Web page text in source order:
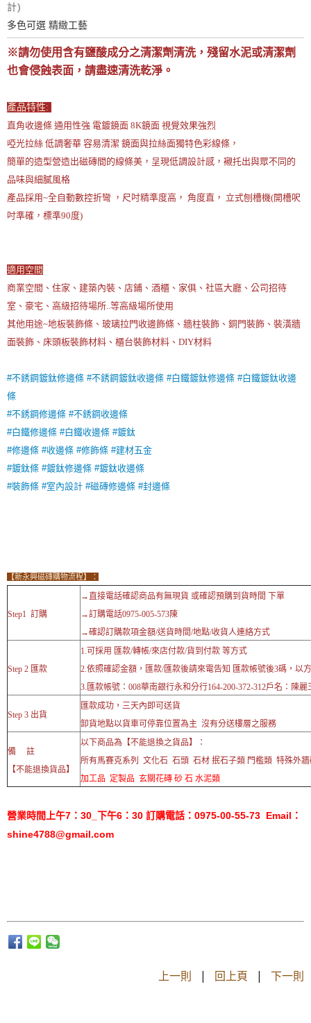
計)
多色可選 精緻工藝
※請勿使用含有鹽酸成分之清潔劑清洗， 殘留水泥或清潔劑
也會侵蝕表面，請盡速清洗乾淨 。
產品特性:
直角收邊條 通用性強 電鍍鏡面 8K鏡面 視覺效果強烈
啞光拉絲 低調奢華 容易清潔 鏡面與拉絲面獨特色彩線條，
簡單的造型營造出磁磚間的線條美，呈現低調設計感，襯托出與眾不同的
品味與細膩風格
產品採用~全自動數控折彎 ，尺吋精準度高， 角度直， 立式刨槽機(開槽呎
吋準確，標準90度)
適用空間
商業空間、住家、建築內裝、店鋪、酒櫃、家俱、社區大廳、公司招待
室、豪宅、高級招待場所..等高級場所使用
其他用途~地板裝飾條、玻璃拉門收邊飾條、牆柱裝飾、銅門裝飾、裝潢牆
面裝飾、床頭板裝飾材料、櫃台裝飾材料、DIY材料
#不銹鋼鍍鈦修邊條 #不銹鋼鍍鈦收邊條 #白鐵鍍鈦修邊條 #白鐵鍍鈦收邊
條
#不銹鋼修邊條 #不銹鋼收邊條
#白鐵修邊條 #白鐵收邊條 #鍍鈦
#修邊條 #收邊條 #修飾條 #建材五金
#鍍鈦條 #鍍鈦修邊條 #鍍鈦收邊條
#裝飾條 #室內設計 #磁磚修邊條 #封邊條
【新永興磁磚購物流程】：
Step1 訂購
→直接電話確認商品有無現貨 或確認預購到貨時間 下單
→訂購電話0975-005-573陳
→確認訂購款項金額/送貨時間/地點/收貨人連絡方式
Step 2 匯款
1.可採用 匯款/轉帳/來店付款/貨到付款 等方式
2.依照確認金額，匯款/匯款後請來電告知 匯款帳號後3碼，以
3.匯款帳號：008華南銀行永和分行164-200-372-312戶名：陳麗
Step 3 出貨
匯款成功，三天內即可送貨
卸貨地點以貨車可停靠位置為主 沒有分送樓層之服務
備 註
【不能退換貨品】
以下商品為【不能退換之貨品】：
所有馬賽克系列 文化石 石頭 石材 抿石子類 門檻類 特殊外
加工品 定製品 玄關花磚 砂 石 水泥類
營業時間上午7：30_下午6：30 訂購電話：0975-00-55-73 Email：
shine4788@gmail.com
上一則 | 回上頁 | 下一則